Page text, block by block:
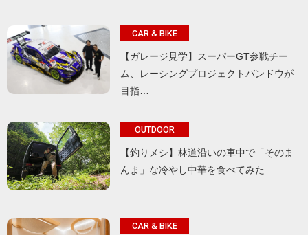
CAR & BIKE
【ガレージ見学】スーパーGT参戦チー
ム、レーシングプロジェクトバンドウが
目指…
OUTDOOR
【釣りメシ】林道沿いの車中で「そのま
んま」な冷やし中華を食べてみた
CAR & BIKE